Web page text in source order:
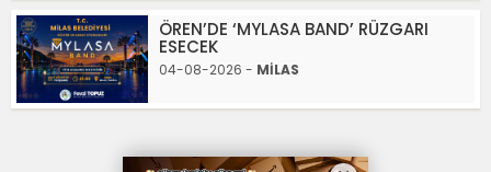
ÖREN’DE ‘MYLASA BAND’ RÜZGARI
ESECEK
04-08-2026 - MİLAS